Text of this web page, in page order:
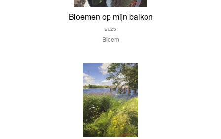
Bloemen op mijn balkon
2025
Bloem